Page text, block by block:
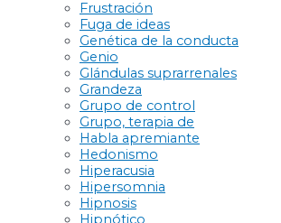
Frustración
Fuga de ideas
Genética de la conducta
Genio
Glándulas suprarrenales
Grandeza
Grupo de control
Grupo, terapia de
Habla apremiante
Hedonismo
Hiperacusia
Hipersomnia
Hipnosis
Hipnótico